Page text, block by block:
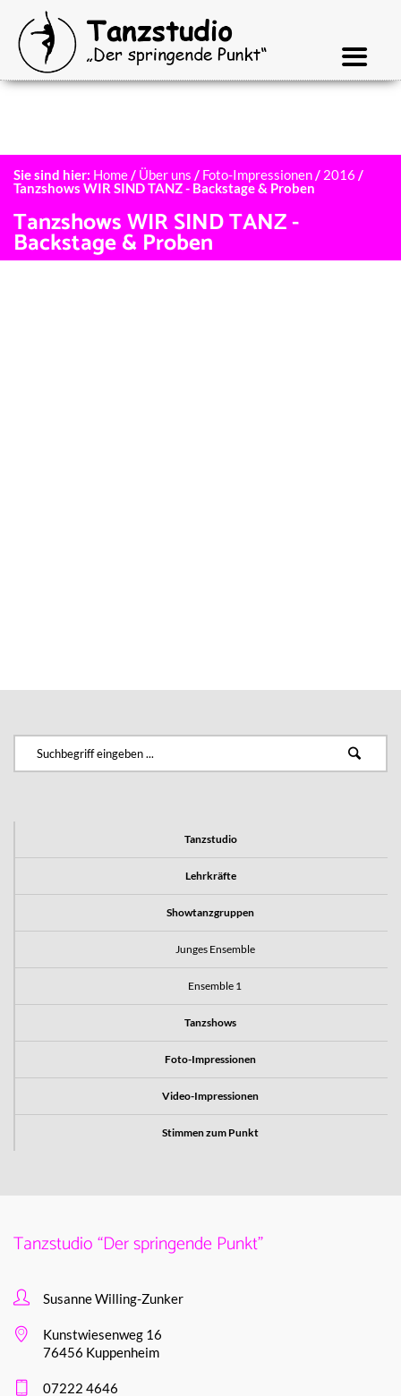
Tanzshows WIR SIND TANZ -
Backstage & Proben
Sie sind hier: Home/ Über uns / Foto-Impressionen/ 2016 /
Tanzshows WIR SIND TANZ - Backstage & Proben
Tanzstudio
Lehrkräfte
Showtanzgruppen
Junges Ensemble
Ensemble 1
Tanzshows
Foto-Impressionen
Video-Impressionen
Stimmen zum Punkt
Tanzstudio “Der springende Punkt”
Susanne Willing-Zunker
Kunstwiesenweg 16
76456 Kuppenheim
07222 4646